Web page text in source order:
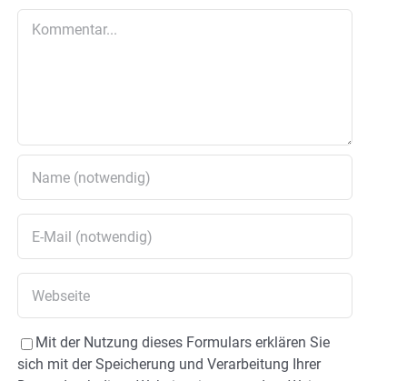
Mit der Nutzung dieses Formulars erklären Sie
sich mit der Speicherung und Verarbeitung Ihrer